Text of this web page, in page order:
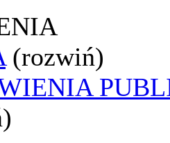
(rozwiń)